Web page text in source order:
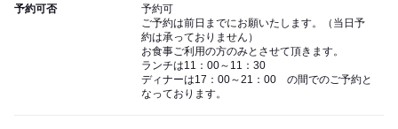
予約可否
予約可
ご予約は前日までにお願いたします。（当日予
約は承っておりません）
お食事ご利用の方のみとさせて頂きます。
ランチは11：00～11：30
ディナーは17：00～21：00 の間でのご予約と
なっております。